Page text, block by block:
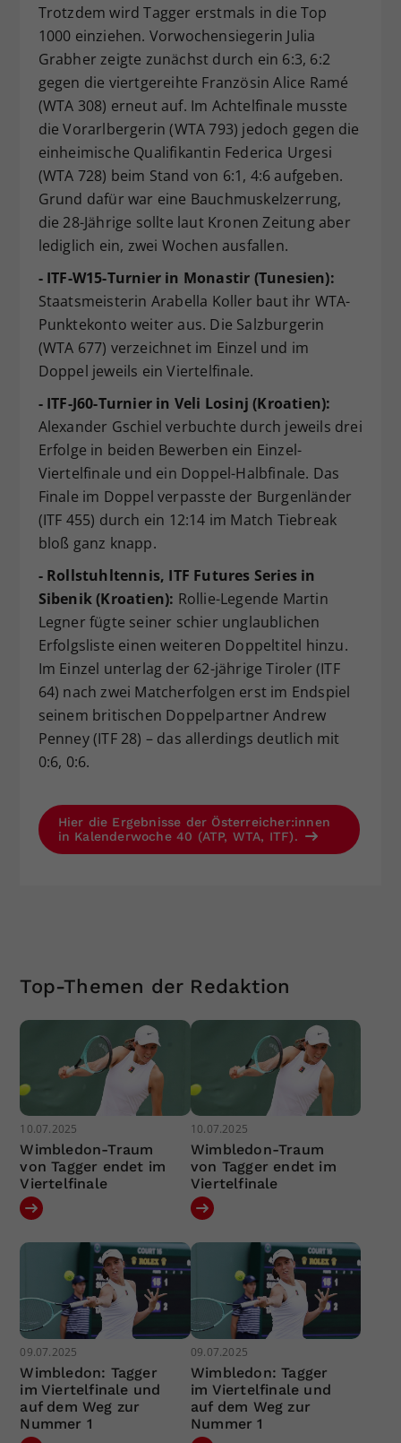
Trotzdem wird Tagger erstmals in die Top
1000 einziehen. Vorwochensiegerin Julia
Grabher zeigte zunächst durch ein 6:3, 6:2
gegen die viertgereihte Französin Alice Ramé
(WTA 308) erneut auf. Im Achtelfinale musste
die Vorarlbergerin (WTA 793) jedoch gegen die
einheimische Qualifikantin Federica Urgesi
(WTA 728) beim Stand von 6:1, 4:6 aufgeben.
Grund dafür war eine Bauchmuskelzerrung,
die 28-Jährige sollte laut Kronen Zeitung aber
lediglich ein, zwei Wochen ausfallen.
- ITF-W15-Turnier in Monastir (Tunesien):
Staatsmeisterin Arabella Koller baut ihr WTA-
Punktekonto weiter aus. Die Salzburgerin
(WTA 677) verzeichnet im Einzel und im
Doppel jeweils ein Viertelfinale.
- ITF-J60-Turnier in Veli Losinj (Kroatien):
Alexander Gschiel verbuchte durch jeweils drei
Erfolge in beiden Bewerben ein Einzel-
Viertelfinale und ein Doppel-Halbfinale. Das
Finale im Doppel verpasste der Burgenländer
(ITF 455) durch ein 12:14 im Match Tiebreak
bloß ganz knapp.
- Rollstuhltennis, ITF Futures Series in
Sibenik (Kroatien): Rollie-Legende Martin
Legner fügte seiner schier unglaublichen
Erfolgsliste einen weiteren Doppeltitel hinzu.
Im Einzel unterlag der 62-jährige Tiroler (ITF
64) nach zwei Matcherfolgen erst im Endspiel
seinem britischen Doppelpartner Andrew
Penney (ITF 28) – das allerdings deutlich mit
0:6, 0:6.
Hier die Ergebnisse der Österreicher:innen
in Kalenderwoche 40 (ATP, WTA, ITF).
Top-Themen der Redaktion
10.07.2025
Wimbledon-Traum
von Tagger endet im
Viertelfinale
10.07.2025
Wimbledon-Traum
von Tagger endet im
Viertelfinale
09.07.2025
Wimbledon: Tagger
im Viertelfinale und
auf dem Weg zur
Nummer 1
09.07.2025
Wimbledon: Tagger
im Viertelfinale und
auf dem Weg zur
Nummer 1